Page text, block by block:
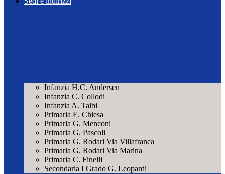
Infanzia H.C. Andersen
Infanzia C. Collodi
Infanzia A. Taibi
Primaria E. Chiesa
Primaria G. Menconi
Primaria G. Pascoli
Primaria G. Rodari Via Villafranca
Primaria G. Rodari Via Marina
Primaria C. Finelli
Secondaria I Grado G. Leopardi